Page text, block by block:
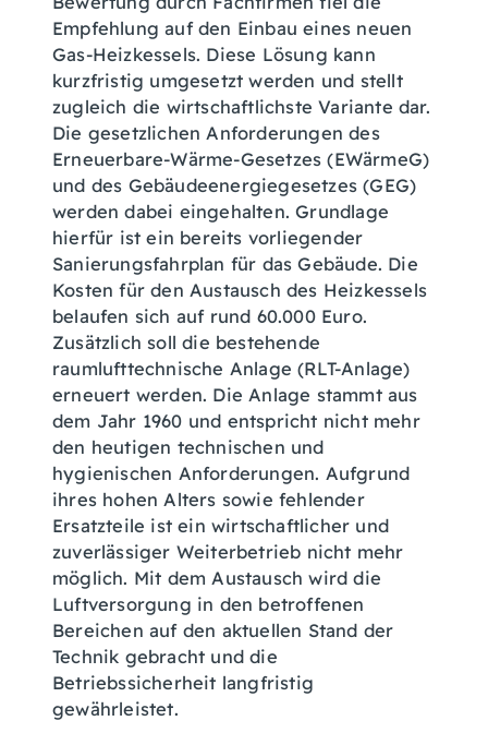
Empfehlung auf den Einbau eines neuen
Gas-Heizkessels. Diese Lösung kann
kurzfristig umgesetzt werden und stellt
zugleich die wirtschaftlichste Variante dar.
Die gesetzlichen Anforderungen des
Erneuerbare-Wärme-Gesetzes (EWärmeG)
und des Gebäudeenergiegesetzes (GEG)
werden dabei eingehalten. Grundlage
hierfür ist ein bereits vorliegender
Sanierungsfahrplan für das Gebäude. Die
Kosten für den Austausch des Heizkessels
belaufen sich auf rund 60.000 Euro.
Zusätzlich soll die bestehende
raumlufttechnische Anlage (RLT-Anlage)
erneuert werden. Die Anlage stammt aus
dem Jahr 1960 und entspricht nicht mehr
den heutigen technischen und
hygienischen Anforderungen. Aufgrund
ihres hohen Alters sowie fehlender
Ersatzteile ist ein wirtschaftlicher und
zuverlässiger Weiterbetrieb nicht mehr
möglich. Mit dem Austausch wird die
Luftversorgung in den betroffenen
Bereichen auf den aktuellen Stand der
Technik gebracht und die
Betriebssicherheit langfristig
gewährleistet.